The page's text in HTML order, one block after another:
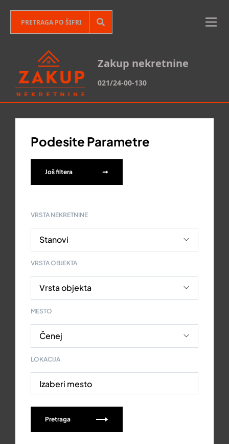
Zakup nekretnine
021/24-00-130
Podesite Parametre
Još filtera
VRSTA NEKRETNINE
VRSTA OBJEKTA
MESTO
LOKACIJA
Izaberi mesto
Pretraga